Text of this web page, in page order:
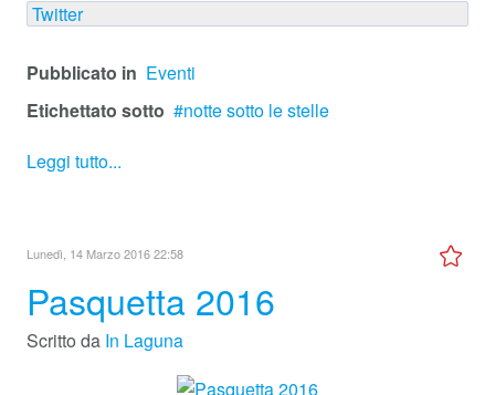
Twitter
Pubblicato in Eventi
Etichettato sotto
notte sotto le stelle
Leggi tutto...
Lunedì, 14 Marzo 2016 22:58
Pasquetta 2016
Scritto da In Laguna